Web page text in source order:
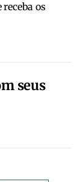
receba os
seus